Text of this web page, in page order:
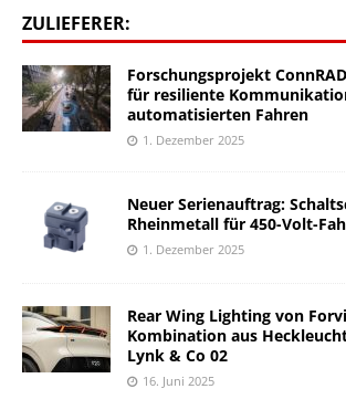
ZULIEFERER:
Forschungsprojekt
für resiliente
automatisierten Fahren
1. Dezember 2025
Neuer Serienauftrag:
Rheinmetall für 450-Volt-
1. Dezember 2025
Rear Wing Lighting von
Kombination aus
Lynk & Co 02
16. Juni 2025